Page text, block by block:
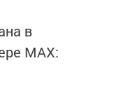
в
MАХ: